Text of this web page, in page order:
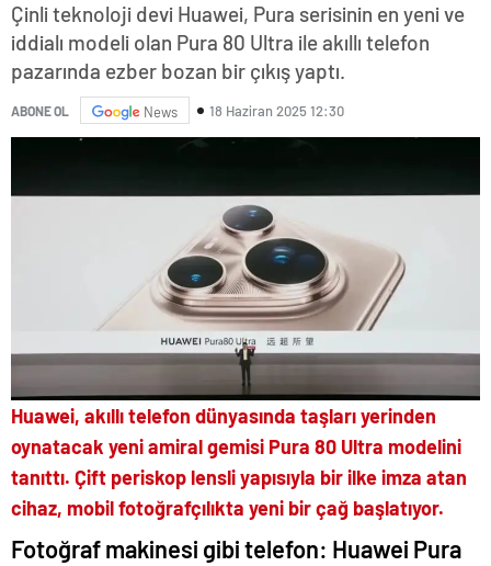
Çinli teknoloji devi Huawei, Pura serisinin en yeni ve
iddialı modeli olan Pura 80 Ultra ile akıllı telefon
pazarında ezber bozan bir çıkış yaptı.
ABONE OL News 18 Haziran 2025 12:30
Huawei, akıllı telefon dünyasında taşları yerinden
oynatacak yeni amiral gemisi Pura 80 Ultra modelini
tanıttı. Çift periskop lensli yapısıyla bir ilke imza atan
cihaz, mobil fotoğrafçılıkta yeni bir çağ başlatıyor.
Fotoğraf makinesi gibi telefon: Huawei Pura